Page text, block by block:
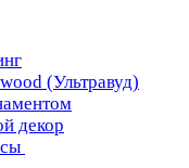
(Ультравуд)
декор